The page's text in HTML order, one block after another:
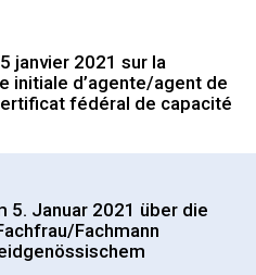
janvier 2021 sur la
initiale d’agente/agent de
fédéral de capacité
5. Januar 2021 über die
Fachmann